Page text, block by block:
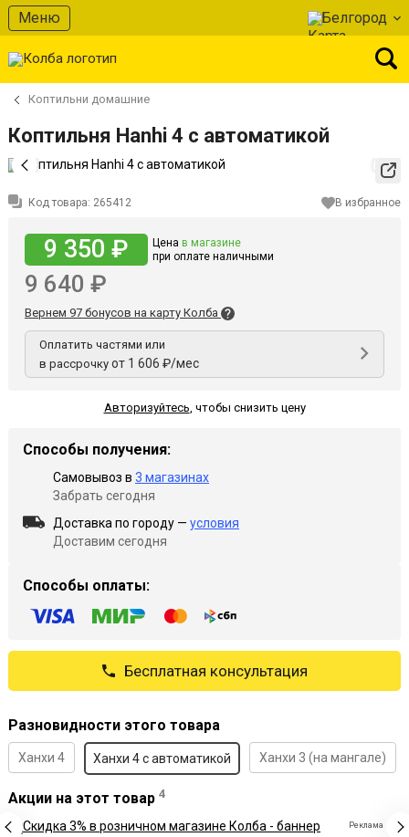
Меню Белгород
Коптильни домашние
Коптильня Hanhi 4 с автоматикой
Код товара: 265412 В избранное
9 350 ₽ Цена в магазине
при оплате наличными
9 640 ₽
Вернем 97 бонусов на карту Колба
Оплатить частями или
в рассрочку от 1 606 ₽/мес
Авторизуйтесь, чтобы снизить цену
Способы получения:
Самовывоз в 3 магазинах
Забрать сегодня
Доставка по городу — условия
Доставим сегодня
Способы оплаты:
Бесплатная консультация
Разновидности этого товара
Ханхи 4 Ханхи 4 с автоматикой Ханхи 3 (на мангале)
Акции на этот товар 4
Реклама